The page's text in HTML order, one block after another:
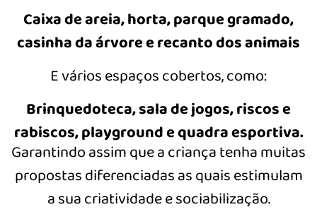
Caixa de areia, horta, parque gramado,
casinha da árvore e recanto dos animais
E vários espaços cobertos, como:
Brinquedoteca, sala de jogos, riscos e
rabiscos, playground e quadra esportiva.
Garantindo assim que a criança tenha muitas
propostas diferenciadas as quais estimulam
a sua criatividade e sociabilização.